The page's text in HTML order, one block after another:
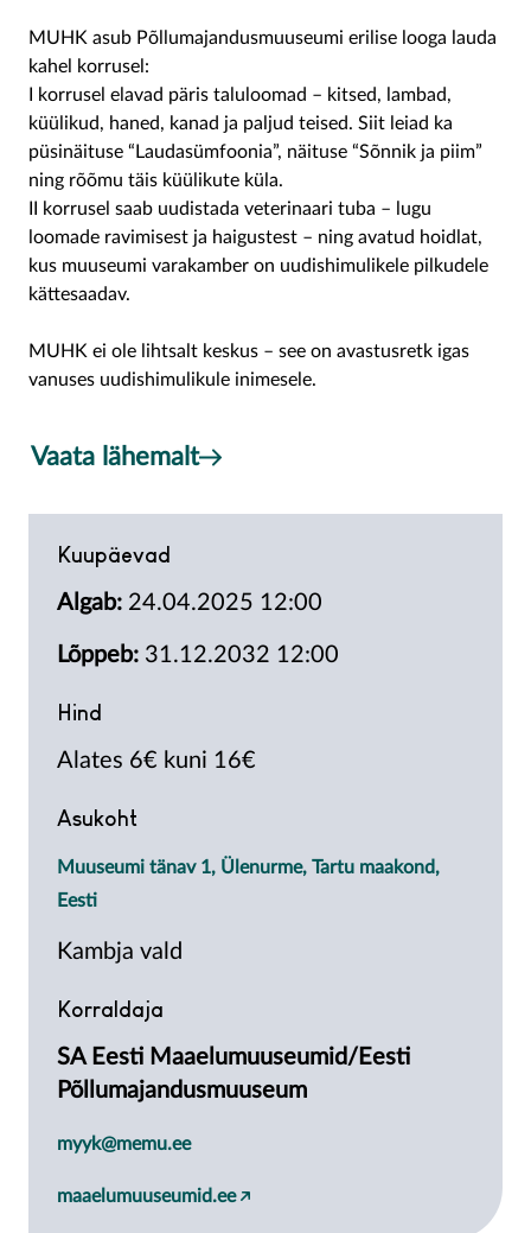
MUHK asub Põllumajandusmuuseumi erilise looga lauda
kahel korrusel:
I korrusel elavad päris taluloomad – kitsed, lambad,
küülikud, haned, kanad ja paljud teised. Siit leiad ka
püsinäituse “Laudasümfoonia”, näituse “Sõnnik ja piim”
ning rõõmu täis küülikute küla.
II korrusel saab uudistada veterinaari tuba – lugu
loomade ravimisest ja haigustest – ning avatud hoidlat,
kus muuseumi varakamber on uudishimulikele pilkudele
kättesaadav.
MUHK ei ole lihtsalt keskus – see on avastusretk igas
vanuses uudishimulikule inimesele.
Vaata lähemalt
Kuupäevad
Algab: 24.04.2025 12:00
Lõppeb: 31.12.2032 12:00
Hind
Alates 6€ kuni 16€
Asukoht
Muuseumi tänav 1, Ülenurme, Tartu maakond,
Eesti
Kambja vald
Korraldaja
SA Eesti Maaelumuuseumid/Eesti
Põllumajandusmuuseum
myyk@memu.ee
maaelumuuseumid.ee